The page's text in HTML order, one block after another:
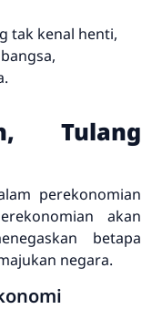
tak kenal henti,
Tulang
perekonomian
akan
betapa
negara.